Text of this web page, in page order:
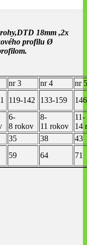
18mm ,2x
profilu Ø
nr 3 nr 4
nr 5
119-142 133-159
6-
8 rokov
8-
11 rokov
11-
14
35 38
43
59 64 71